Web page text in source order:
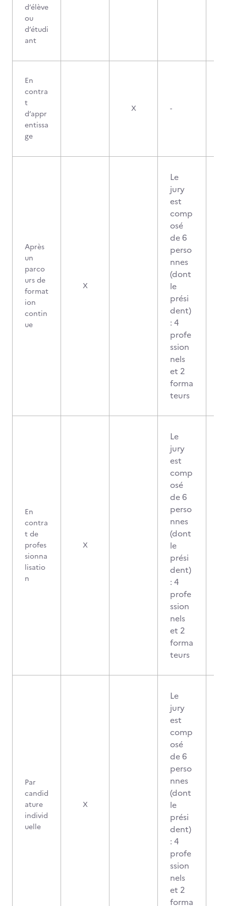
d’élève
ou
d’étudi
ant
En
contra
t
d’appr
entissa
ge
X -
Après
un
parco
urs de
format
ion
contin
ue
X
Le
jury
est
comp
osé
de 6
perso
nnes
(dont
le
prési
dent)
: 4
profe
ssion
nels
et 2
forma
teurs
En
contra
t de
profes
sionna
lisatio
n
X
Le
jury
est
comp
osé
de 6
perso
nnes
(dont
le
prési
dent)
: 4
profe
ssion
nels
et 2
forma
teurs
Par
candid
ature
individ
uelle
X
Le
jury
est
comp
osé
de 6
perso
nnes
(dont
le
prési
dent)
: 4
profe
ssion
nels
et 2
forma